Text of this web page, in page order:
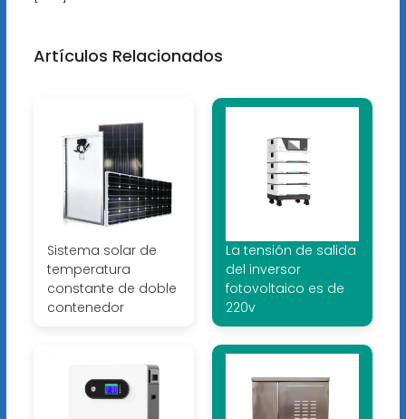
Artículos Relacionados
Sistema solar de
temperatura
constante de doble
contenedor
La tensión de salida
del inversor
fotovoltaico es de
220v